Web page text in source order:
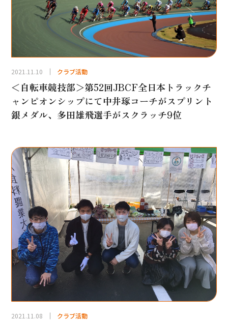
2021.11.10 クラブ活動
＜自転車競技部＞第52回JBCF全日本トラックチ
ャンピオンシップにて中井琢コーチがスプリント
銀メダル、多田雄飛選手がスクラッチ9位
2021.11.08 クラブ活動